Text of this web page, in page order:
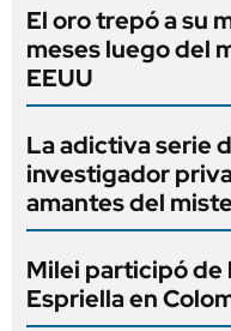
El oro trepó a su
meses luego del
EEUU
La adictiva serie
investigador
amantes del
Milei participó de
Espriella en